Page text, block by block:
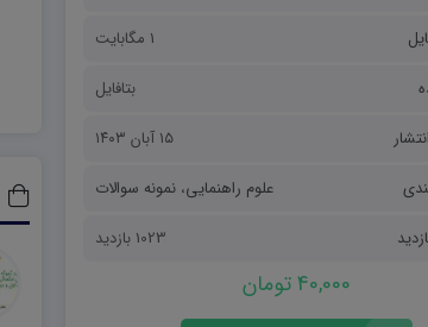
دفاعی دهم
هویت اجتماعی
1 مگابایت
بتافایل
۱۵ آبان ۱۴۰۳
علوم راهنمایی،نمونه سوالات
1023 بازدید
40,000 تومان